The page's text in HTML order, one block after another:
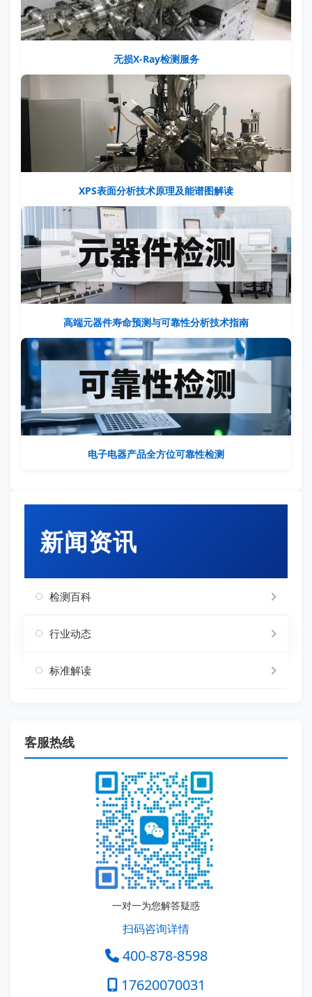
无损X-Ray检测服务
XPS表面分析技术原理及能谱图解读
高端元器件寿命预测与可靠性分析技术指南
电子电器产品全方位可靠性检测
新闻资讯
检测百科
行业动态
标准解读
客服热线
一对一为您解答疑惑
扫码咨询详情
400-878-8598
17620070031